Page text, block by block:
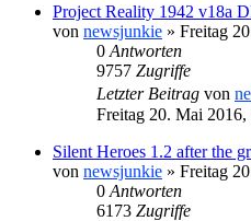
Project Reality 1942 v18a
von newsjunkie » Freitag
0 Antworten
9757 Zugriffe
Letzter Beitrag von
Freitag 20. Mai 2016,
Silent Heroes 1.2 after the
von newsjunkie » Freitag
0 Antworten
6173 Zugriffe